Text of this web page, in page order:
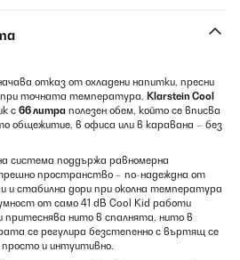
отказ от охладени напитки, пресни
точната температура. Klarstein Cool
с 66 литра полезен обем, който се вписва
общежитие, в офиса или в каравана – без
система поддържа равномерна
пространство – по-надеждна от
и стабилна дори при околна температура
от само 41 dB Cool Kid работи
притеснява нито в спалнята, нито в
се регулира безстепенно с въртящ се
и интуитивно.